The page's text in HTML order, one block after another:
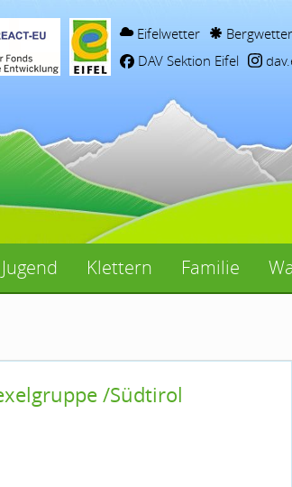
Eifelwetter Bergwetter
DAV Sektion Eifel
Jugend Klettern Familie
/Südtirol